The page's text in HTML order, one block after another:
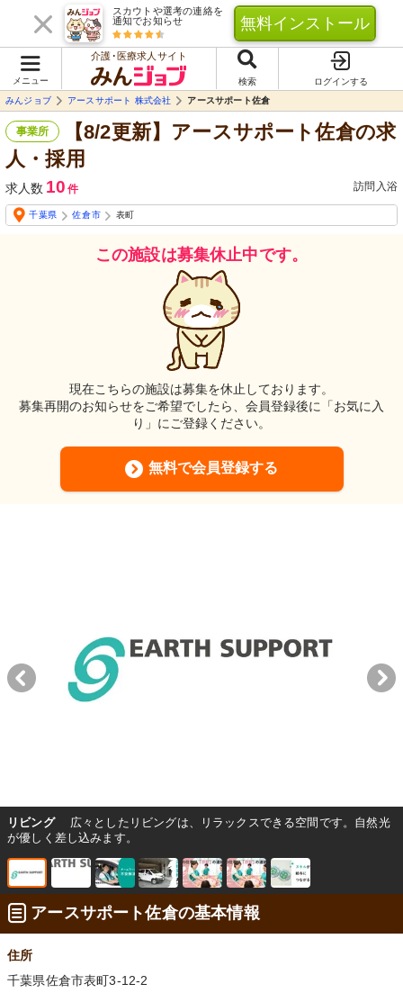
スカウトや選考の連絡を
通知でお知らせ
無料インストール
メニュー
介護･医療求人サイト
検索
ログインする
みんジョブ
アースサポート 株式会社 アースサポート佐倉
事業所
【8/2更新】アースサポート佐倉の求
人・採用
求人数 10 件 訪問入浴
千葉県 佐倉市 表町
この施設は募集休止中です。
現在こちらの施設は募集を休止しております。
募集再開のお知らせをご希望でしたら、会員登録後に「お気に入
り」にご登録ください。
無料で会員登録する
リビング
広々としたリビングは、リラックスできる空間です。自然光
が優しく差し込みます。
アースサポート佐倉の基本情報
住所
千葉県佐倉市表町3-12-2